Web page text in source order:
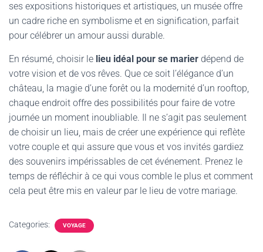
ses expositions historiques et artistiques, un musée offre
un cadre riche en symbolisme et en signification, parfait
pour célébrer un amour aussi durable.
En résumé, choisir le lieu idéal pour se marier dépend de
votre vision et de vos rêves. Que ce soit l’élégance d’un
château, la magie d’une forêt ou la modernité d’un rooftop,
chaque endroit offre des possibilités pour faire de votre
journée un moment inoubliable. Il ne s’agit pas seulement
de choisir un lieu, mais de créer une expérience qui reflète
votre couple et qui assure que vous et vos invités gardiez
des souvenirs impérissables de cet événement. Prenez le
temps de réfléchir à ce qui vous comble le plus et comment
cela peut être mis en valeur par le lieu de votre mariage.
Categories: VOYAGE